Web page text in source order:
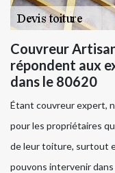
Couvreur
répondent aux
dans le 80620
Étant couvreur expert,
pour les propriétaires
de leur toiture, surtout
pouvons intervenir